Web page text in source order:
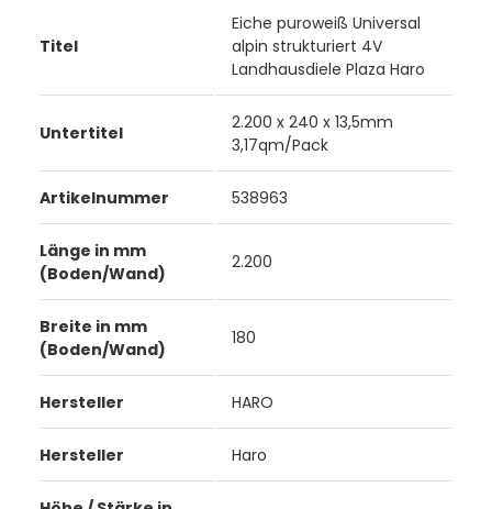
Titel
Eiche puroweiß Universal
alpin strukturiert 4V
Landhausdiele Plaza Haro
Untertitel
2.200 x 240 x 13,5mm
3,17qm/Pack
Artikelnummer 538963
Länge in mm
(Boden/Wand)
2.200
Breite in mm
(Boden/Wand)
180
Hersteller HARO
Hersteller Haro